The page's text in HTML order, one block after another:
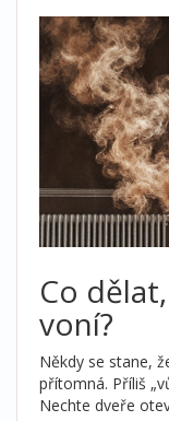
Co
voní?
Někdy se stane,
přítomná. Příliš
Nechte dveře